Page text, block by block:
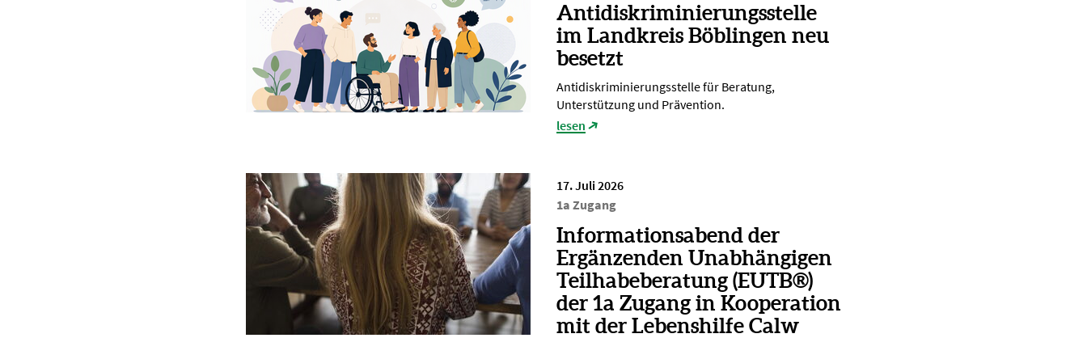
Antidiskriminierungsstelle
im Landkreis Böblingen neu
besetzt
Antidiskriminierungsstelle für Beratung,
Unterstützung und Prävention.
lesen
17. Juli 2026
1a Zugang
Informationsabend der
Ergänzenden Unabhängigen
Teilhabeberatung (EUTB®)
der 1a Zugang in Kooperation
mit der Lebenshilfe Calw